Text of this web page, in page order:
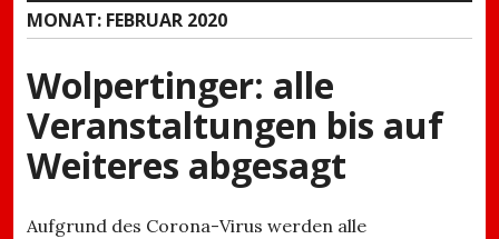
MONAT: FEBRUAR 2020
Wolpertinger: alle
Veranstaltungen bis auf
Weiteres abgesagt
Aufgrund des Corona-Virus werden alle